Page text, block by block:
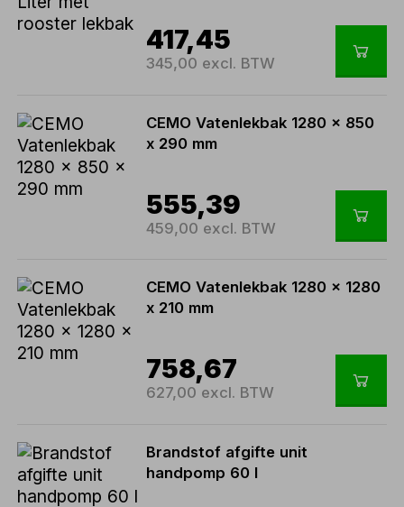
417,45
345,00 excl. BTW
CEMO Vatenlekbak 1280 x 850
x 290 mm
555,39
459,00 excl. BTW
CEMO Vatenlekbak 1280 x 1280
x 210 mm
758,67
627,00 excl. BTW
Brandstof afgifte unit
handpomp 60 l